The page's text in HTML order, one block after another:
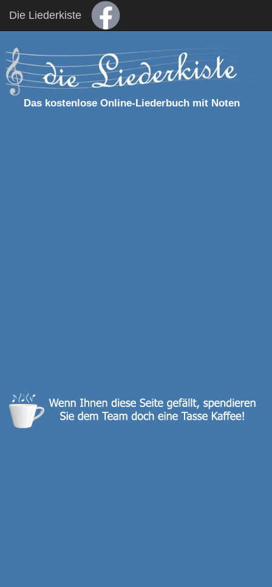
Die Liederkiste
Das kostenlose Online-Liederbuch mit Noten